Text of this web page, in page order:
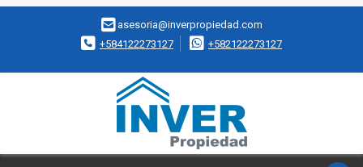
asesoria@inverpropiedad.com
+584122273127
+582122273127